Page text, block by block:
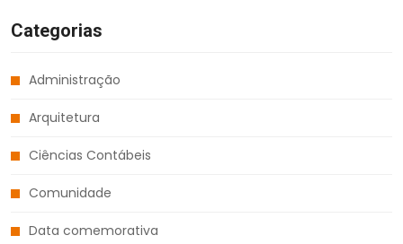
Categorias
Administração
Arquitetura
Ciências Contábeis
Comunidade
Data comemorativa